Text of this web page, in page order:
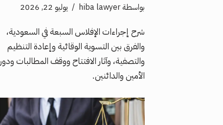
بواسطةhiba lawyer يوليو 22, 2026
شرح إجراءات الإفلاس السبعة في السعودية،
والفرق بين التسوية الوقائية وإعادة التنظيم
والتصفية، وآثار الافتتاح ووقف المطالبات ودور
الأمين والدائنين.